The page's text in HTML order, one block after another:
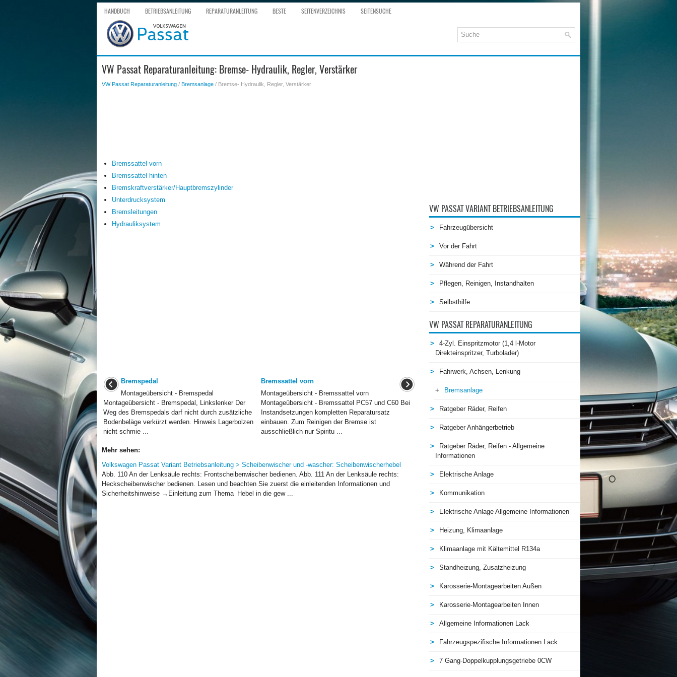
HANDBUCH BETRIEBSANLEITUNG REPARATURANLEITUNG BESTE SEITENVERZEICHNIS SEITENSUCHE
VW Passat Reparaturanleitung: Bremse- Hydraulik, Regler, Verstärker
VW Passat Reparaturanleitung / Bremsanlage / Bremse- Hydraulik, Regler, Verstärker
Bremssattel vorn
Bremssattel hinten
Bremskraftverstärker/Hauptbremszylinder
Unterdrucksystem
Bremsleitungen
Hydrauliksystem
Bremspedal
Montageübersicht - Bremspedal
Montageübersicht - Bremspedal, Linkslenker Der
Weg des Bremspedals darf nicht durch zusätzliche
Bodenbeläge verkürzt werden. Hinweis Lagerbolzen
nicht schmie ...
Bremssattel vorn
Montageübersicht - Bremssattel vorn
Montageübersicht - Bremssattel PC57 und C60 Bei
Instandsetzungen kompletten Reparatursatz
einbauen. Zum Reinigen der Bremse ist
ausschließlich nur Spiritu ...
Mehr sehen:
Volkswagen Passat Variant Betriebsanleitung > Scheibenwischer und -wascher: Scheibenwischerhebel
Abb. 110 An der Lenksäule rechts: Frontscheibenwischer bedienen. Abb. 111 An der Lenksäule rechts:
Heckscheibenwischer bedienen. Lesen und beachten Sie zuerst die einleitenden Informationen und
Sicherheitshinweise →Einleitung zum Thema Hebel in die gew ...
VW PASSAT VARIANT BETRIEBSANLEITUNG
Fahrzeugübersicht
Vor der Fahrt
Während der Fahrt
Pflegen, Reinigen, Instandhalten
Selbsthilfe
VW PASSAT REPARATURANLEITUNG
4-Zyl. Einspritzmotor (1,4 l-Motor
Direkteinspritzer, Turbolader)
Fahrwerk, Achsen, Lenkung
Bremsanlage
Ratgeber Räder, Reifen
Ratgeber Anhängerbetrieb
Ratgeber Räder, Reifen - Allgemeine
Informationen
Elektrische Anlage
Kommunikation
Elektrische Anlage Allgemeine Informationen
Heizung, Klimaanlage
Klimaanlage mit Kältemittel R134a
Standheizung, Zusatzheizung
Karosserie-Montagearbeiten Außen
Karosserie-Montagearbeiten Innen
Allgemeine Informationen Lack
Fahrzeugspezifische Informationen Lack
7 Gang-Doppelkupplungsgetriebe 0CW